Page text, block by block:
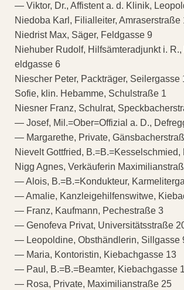
— Viktor, Dr., Affistent a. d. Klinik,
Niedoba Karl, Filialleiter, Amraserstraße
Niedrist Max, Säger, Feldgasse 9
Niehuber Rudolf, Hilfsämteradjunkt i.
eldgasse 6
Niescher Peter, Packträger, Seilergasse
Sofie, klin. Hebamme, Schulstraße 1
Niesner Franz, Schulrat,
— Josef, Mil.=Ober=Offizial a. D.,
— Margarethe, Private,
Nievelt Gottfried,
Nigg Agnes, Verkäuferin
— Alois, B.=B.=Kondukteur,
— Amalie, Kanzleigehilfenswitwe,
— Franz, Kaufmann, Pechestraße 3
— Genofeva Privat, Universitätsstraße
— Leopoldine, Obsthändlerin, Sillgasse
— Maria, Kontoristin, Kiebachgasse 13
— Paul, B.=B.=Beamter, Kiebachgasse
— Rosa, Private, Maximilianstraße 25